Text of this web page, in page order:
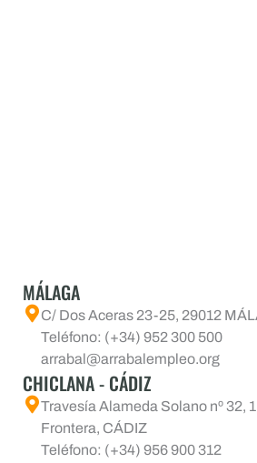
MÁLAGA
C/ Dos Aceras 23-25, 29012
Teléfono: (+34) 952 300 500
arrabal@arrabalempleo.org
CHICLANA - CÁDIZ
Travesía Alameda Solano nº 32,
Frontera, CÁDIZ
Teléfono: (+34) 956 900 312